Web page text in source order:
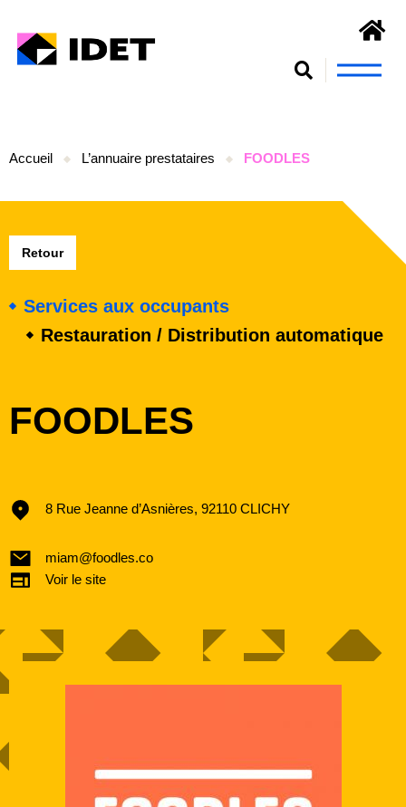
Accueil L’annuaire prestataires FOODLES
Retour
Services aux occupants
Restauration / Distribution automatique
FOODLES
8 Rue Jeanne d’Asnières, 92110 CLICHY
miam@foodles.co
Voir le site